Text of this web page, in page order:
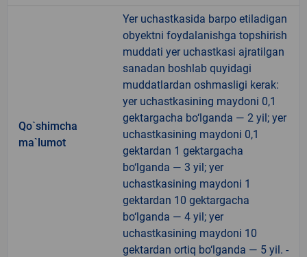
Qo`shimcha
ma`lumot
Yer uchastkasida barpo etiladigan
obyektni foydalanishga topshirish
muddati yer uchastkasi ajratilgan
sanadan boshlab quyidagi
muddatlardan oshmasligi kerak:
yer uchastkasining maydoni 0,1
gektargacha bo‘lganda — 2 yil; yer
uchastkasining maydoni 0,1
gektardan 1 gektargacha
bo‘lganda — 3 yil; yer
uchastkasining maydoni 1
gektardan 10 gektargacha
bo‘lganda — 4 yil; yer
uchastkasining maydoni 10
gektardan ortiq bo‘lganda — 5 yil. -